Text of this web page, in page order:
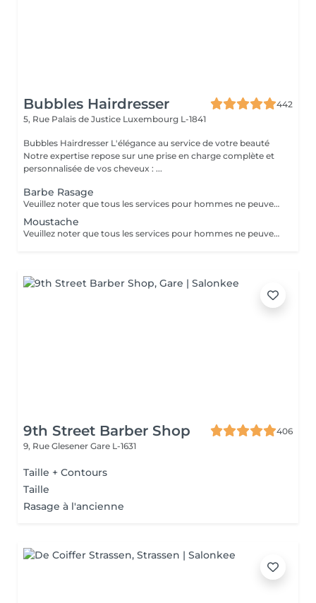
Bubbles Hairdresser
442
5, Rue Palais de Justice Luxembourg L-1841
Bubbles Hairdresser L'élégance au service de votre beauté
Notre expertise repose sur une prise en charge complète et
personnalisée de vos cheveux : ...
Barbe Rasage
Veuillez noter que tous les services pour hommes ne peuvent PAS être réservés en ligne. Merci d'appeler ou de passer pour réserver ces derniers. Quiconque ne respecte pas cela et réserve un service pour femme à la place ou utilise le compte d'une femme pour bloquer du temps pour le service d'un homme sera bloqué de toutes les réservations futures.
Moustache
Veuillez noter que tous les services pour hommes ne peuvent PAS être réservés en ligne. Merci d'appeler ou de passer pour réserver ces derniers. Quiconque ne respecte pas cela et réserve un service pour femme à la place ou utilise le compte d'une femme pour bloquer du temps pour le service d'un homme sera bloqué de toutes les réservations futures.
9th Street Barber Shop
406
9, Rue Glesener Gare L-1631
Taille + Contours
Taille
Rasage à l'ancienne